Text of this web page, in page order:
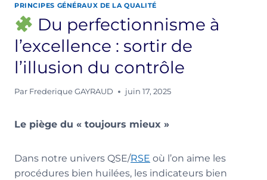
PRINCIPES GÉNÉRAUX DE LA QUALITÉ
Du perfectionnisme à
l’excellence : sortir de
l’illusion du contrôle
Par Frederique GAYRAUD juin 17, 2025
Le piège du « toujours mieux »
Dans notre univers QSE/RSE où l’on aime les
procédures bien huilées, les indicateurs bien